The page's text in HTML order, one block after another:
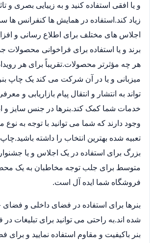
و یا افقی استفاده کنید و به زییایی بصری و
زیاد کند.استفاده در همایش ها کنفرانس ها
اجلاس های مختلف برای اطلاع رسانی و
برند و یا استفاده برای فراخوانی محصولات
هر چه مؤثرتر محصولات.تقریباً برای هر
میزبانی و یا در آن شرکت می کند یک چاپ
تواند به انتشار و انتقال پیام بازاریابی و
خدمات شما کمک کند.بنرها در جنس سایز و
وجود دارند که شما می توانید با توجه به
تعبیه شده بهترین انتخاب را داشته باشید.چاپ
بزرگ برای استفاده در یک اجلاس و یا
متوسط برای جلب توجه مخاطبان به یک
فروشگاه شما ایده آل است.
بنرها برای استفاده در فضای داخلی و
شده اند.به راحتی می توانید برای تبلیغات
بنر باکیفیت و مقاوم استفاده نمایید و برای